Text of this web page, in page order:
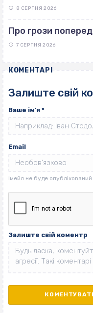
8 СЕРПНЯ 2026
Про грози
7 СЕРПНЯ 2026
КОМЕНТАРІ
Залиште свій
Ваше ім'я *
Email
Залиште свій коментр